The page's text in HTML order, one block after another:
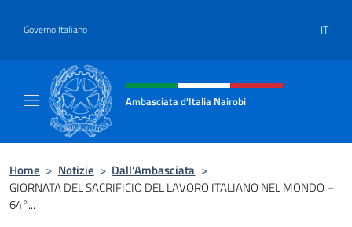
Governo Italiano IT
Intestazione sito, social e menù
Ambasciata d'Italia Nairobi
Home > Notizie > Dall’Ambasciata >
GIORNATA DEL SACRIFICIO DEL LAVORO ITALIANO NEL MONDO –
64°...